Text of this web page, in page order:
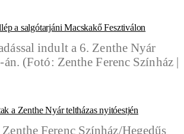
a salgótarjáni Macskakő Fesztiválon
a Zenthe Nyár teltházas nyitóestjén